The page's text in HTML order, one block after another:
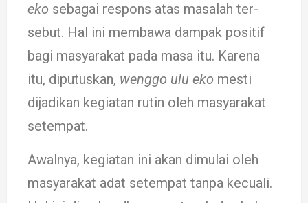
eko sebagai res­pons atas masalah ter­
sebut. Hal ini membawa dam­pak positif
bagi ma­sya­rakat pada masa itu. Karena
itu, diputus­kan, wenggo ulu eko mesti
dijadikan ke­giat­an rutin oleh masya­rakat
setem­pat.
Awalnya, kegiat­an ini akan dimulai oleh
ma­sya­rakat adat se­­tempat tanpa kecuali.